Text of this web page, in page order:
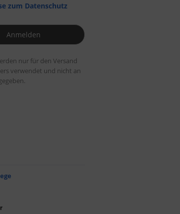
zum Datenschutz
nur für den Versand
verwendet und nicht an